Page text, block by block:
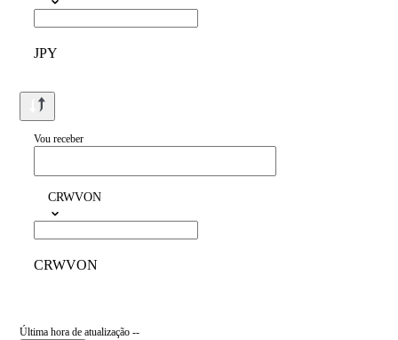
JPY
Vou receber
CRWVON
CRWVON
Última hora de atualização --